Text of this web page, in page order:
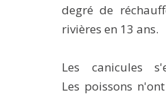
degré de
rivières en 13 ans.
Les canicules
Les poissons